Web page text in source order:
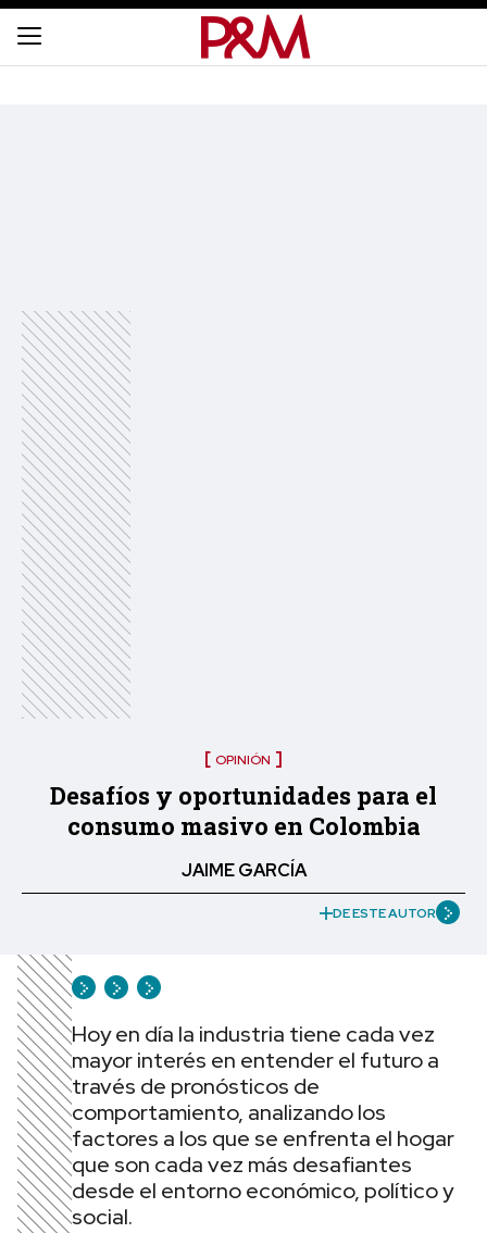
OPINIÓN
Desafíos y oportunidades para el
consumo masivo en Colombia
JAIME GARCÍA
DE ESTE AUTOR
Hoy en día la industria tiene cada vez
mayor interés en entender el futuro a
través de pronósticos de
comportamiento, analizando los
factores a los que se enfrenta el hogar
que son cada vez más desafiantes
desde el entorno económico, político y
social.